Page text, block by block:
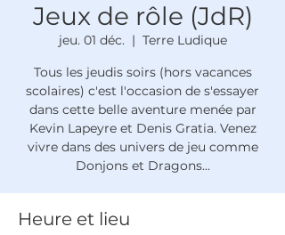
Jeux de rôle (JdR)
jeu. 01 déc.
  |
Terre Ludique
Tous les jeudis soirs (hors vacances
scolaires) c'est l'occasion de s'essayer
dans cette belle aventure menée par
Kevin Lapeyre et Denis Gratia. Venez
vivre dans des univers de jeu comme
Donjons et Dragons...
Heure et lieu